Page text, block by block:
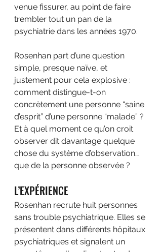
venue fissurer, au point de faire
trembler tout un pan de la
psychiatrie dans les années 1970.
Rosenhan part d’une question
simple, presque naïve, et
justement pour cela explosive :
comment distingue-t-on
concrètement une personne “saine
d’esprit” d’une personne “malade” ?
Et à quel moment ce qu’on croit
observer dit davantage quelque
chose du système d’observation…
que de la personne observée ?
L’EXPÉRIENCE
Rosenhan recrute huit personnes
sans trouble psychiatrique. Elles se
présentent dans différents hôpitaux
psychiatriques et signalent un